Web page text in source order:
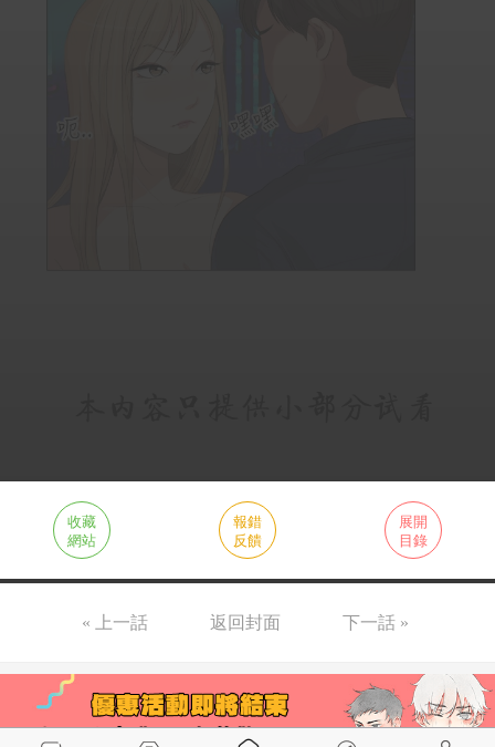
收藏
網站
報錯
反饋
展開
目錄
« 上一話 返回封面 下一話 »